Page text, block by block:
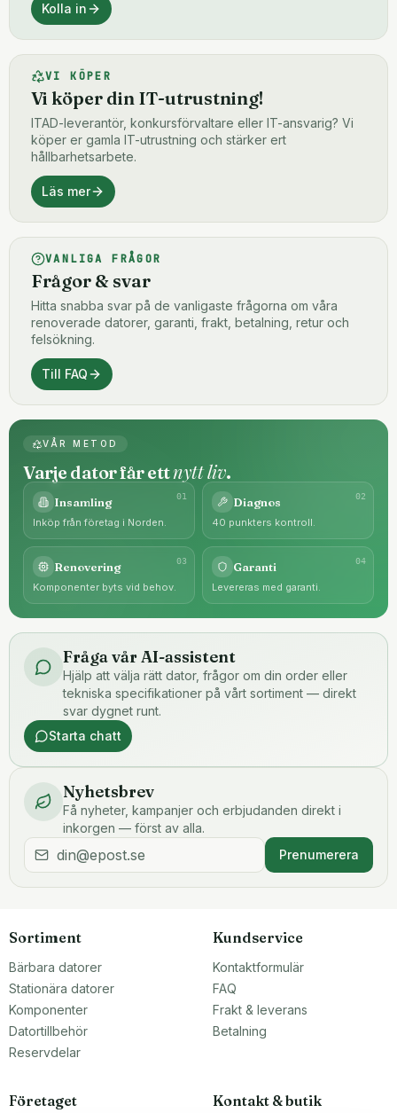
Kolla in
VI KÖPER
Vi köper din IT-utrustning!
ITAD-leverantör, konkursförvaltare eller IT-ansvarig? Vi
köper er gamla IT-utrustning och stärker ert
hållbarhetsarbete.
Läs mer
VANLIGA FRÅGOR
Frågor & svar
Hitta snabba svar på de vanligaste frågorna om våra
renoverade datorer, garanti, frakt, betalning, retur och
felsökning.
Till FAQ
VÅR METOD
Varje dator får ettnytt liv.
01
Insamling
Inköp från företag i Norden.
02
Diagnos
40 punkters kontroll.
03
Renovering
Komponenter byts vid behov.
04
Garanti
Levereras med garanti.
Fråga vår AI-assistent
Hjälp att välja rätt dator, frågor om din order eller
tekniska specifikationer på vårt sortiment — direkt
svar dygnet runt.
Starta chatt
Nyhetsbrev
Få nyheter, kampanjer och erbjudanden direkt i
inkorgen — först av alla.
Prenumerera
Sortiment
Bärbara datorer
Stationära datorer
Komponenter
Datortillbehör
Reservdelar
Kundservice
Kontaktformulär
FAQ
Frakt & leverans
Betalning
Företaget Kontakt & butik